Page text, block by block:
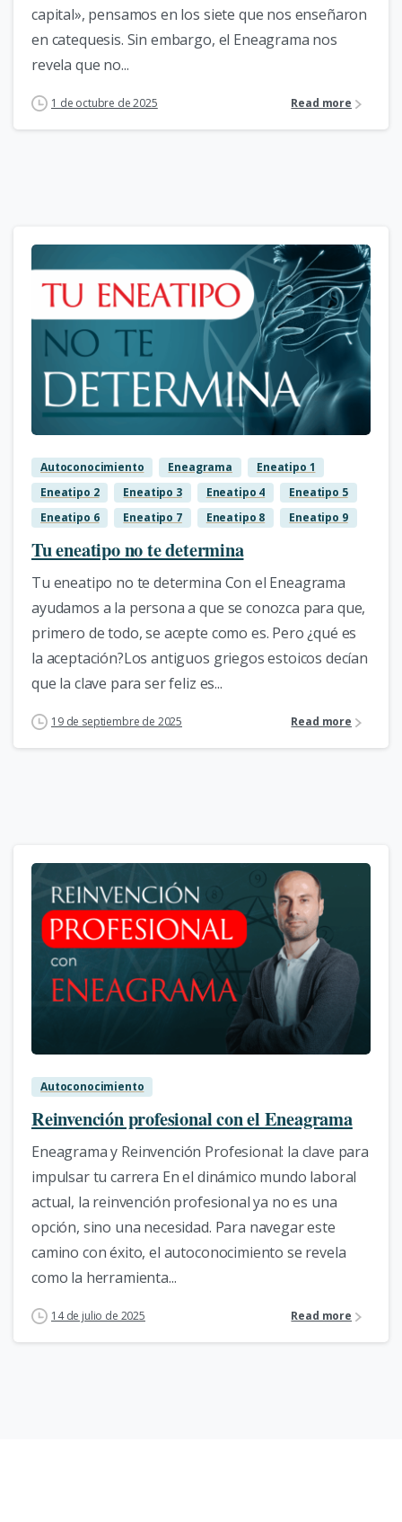
capital», pensamos en los siete que nos enseñaron
en catequesis. Sin embargo, el Eneagrama nos
revela que no...
1 de octubre de 2025 Read more
3
Autoconocimiento Eneagrama
Eneatipo 1
Eneatipo 2
Eneatipo 3 Eneatipo 4
Eneatipo 5
Eneatipo 6
Eneatipo 7 Eneatipo 8 Eneatipo 9
Tu eneatipo no te determina
Tu eneatipo no te determina Con el Eneagrama
ayudamos a la persona a que se conozca para que,
primero de todo, se acepte como es. Pero ¿qué es
la aceptación?Los antiguos griegos estoicos decían
que la clave para ser feliz es...
19 de septiembre de 2025 Read more
Autoconocimiento
Reinvención profesional con el Eneagrama
Eneagrama y Reinvención Profesional: la clave para
impulsar tu carrera En el dinámico mundo laboral
actual, la reinvención profesional ya no es una
opción, sino una necesidad. Para navegar este
camino con éxito, el autoconocimiento se revela
como la herramienta...
14 de julio de 2025 Read more